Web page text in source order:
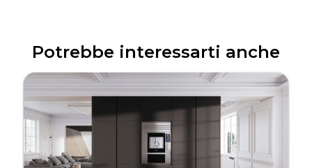
Potrebbe interessarti anche